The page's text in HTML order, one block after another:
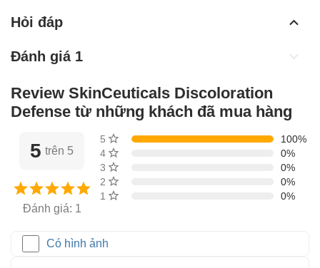
Hỏi đáp
Đánh giá 1
Review SkinCeuticals Discoloration
Defense từ những khách đã mua hàng
5 trên 5
Đánh giá: 1
5 sao
100%
4 sao
0%
3 sao
0%
2 sao
0%
1 sao
0%
Có hình ảnh